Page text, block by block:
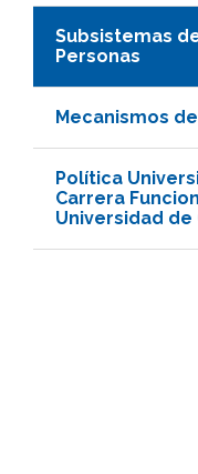
Subsistemas
Personas
Mecanismos
Política
Carrera
Universidad de